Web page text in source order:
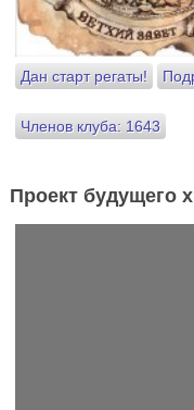
Дан старт регаты!
Членов клуба: 1643
Проект будущего